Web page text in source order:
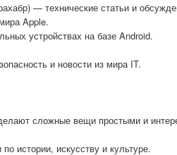
— технические статьи и
Apple.
устройствах на базе Android.
и новости из мира IT.
сложные вещи простыми и
истории, искусству и культуре.